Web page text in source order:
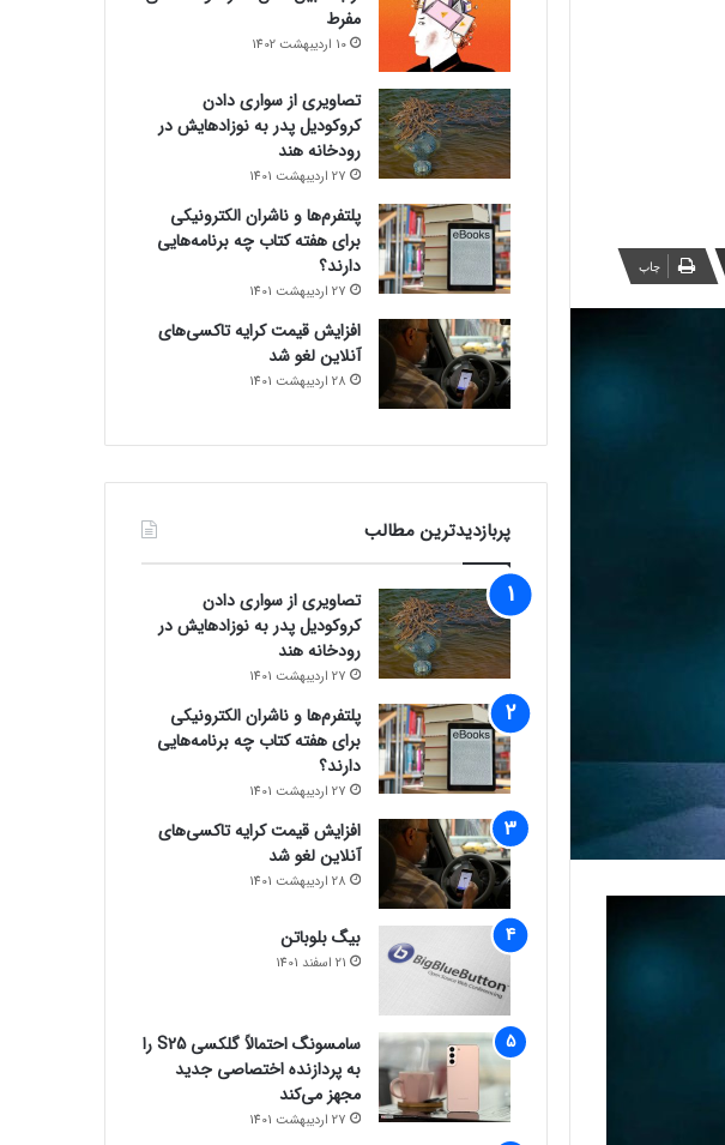
چاپ
مفرط
10 اردیبهشت 1402
تصاویری از سواری دادن
کروکودیل پدر به نوزادهایش در
رودخانه هند
27 اردیبهشت 1401
پلتفرم‌ها و ناشران الکترونیکی
برای هفته کتاب چه برنامه‌هایی
دارند؟
27 اردیبهشت 1401
افزایش قیمت کرایه تاکسی‌های
آنلاین لغو شد
28 اردیبهشت 1401
پربازدیدترین مطالب
تصاویری از سواری دادن
کروکودیل پدر به نوزادهایش در
رودخانه هند
27 اردیبهشت 1401
پلتفرم‌ها و ناشران الکترونیکی
برای هفته کتاب چه برنامه‌هایی
دارند؟
27 اردیبهشت 1401
افزایش قیمت کرایه تاکسی‌های
آنلاین لغو شد
28 اردیبهشت 1401
بیگ بلوباتن
21 اسفند 1401
سامسونگ احتمالاً گلکسی S25 را
به پردازنده اختصاصی جدید
مجهز می‌کند
27 اردیبهشت 1401